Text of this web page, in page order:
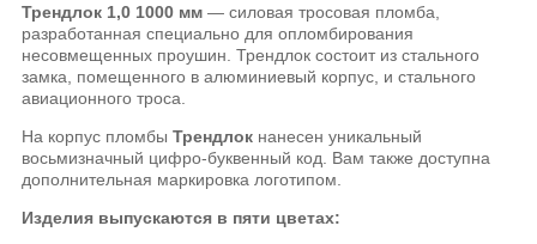
Трендлок 1,0 1000 мм — силовая тросовая пломба,
разработанная специально для опломбирования
несовмещенных проушин. Трендлок состоит из стального
замка, помещенного в алюминиевый корпус, и стального
авиационного троса.
На корпус пломбыТрендлок нанесен уникальный
восьмизначный цифро-буквенный код. Вам также доступна
дополнительная маркировка логотипом.
Изделия выпускаются в пяти цветах: